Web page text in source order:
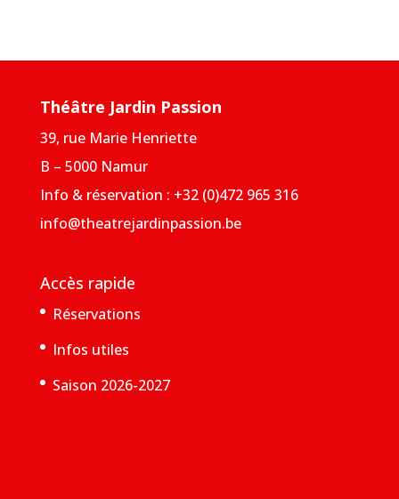
Théâtre Jardin Passion
39, rue Marie Henriette
B – 5000 Namur
Info & réservation : +32 (0)472 965 316
info@theatrejardinpassion.be
Accès rapide
Réservations
Infos utiles
Saison 2026-2027